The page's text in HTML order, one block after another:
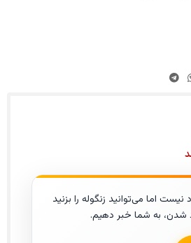
نیست اما می‌توانید زنگوله را بزنید
به شما خبر دهیم.